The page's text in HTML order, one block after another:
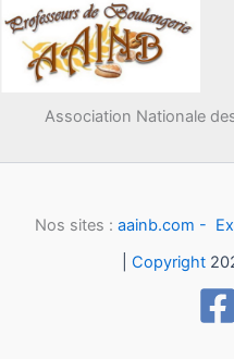
Association Nationale
Nos sites : aainb.com -
Copyright